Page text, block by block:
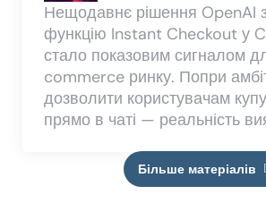
Нещодавнє рішення OpenAI
функцію Instant Checkout у
стало показовим сигналом
commerce ринку. Попри
дозволити користувачам
прямо в чаті — реальність
Більше матеріалів